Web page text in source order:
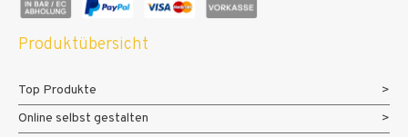
Produktübersicht
Top Produkte
Online selbst gestalten